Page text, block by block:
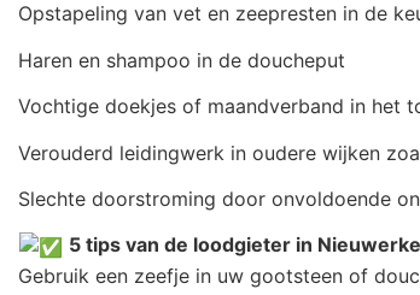
Opstapeling van vet en zeepresten in de
Haren en shampoo in de doucheput
Vochtige doekjes of maandverband in het
Verouderd leidingwerk in oudere wijken
Slechte doorstroming door onvoldoende
5 tips van de loodgieter in
Gebruik een zeefje in uw gootsteen of